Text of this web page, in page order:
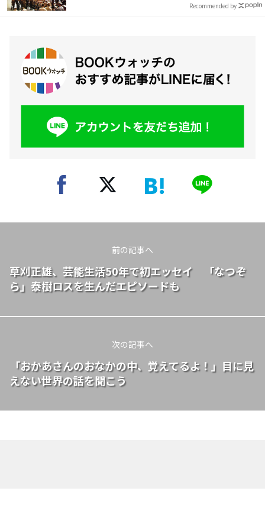
Recommended by
前の記事へ
草刈正雄、芸能生活50年で初エッセイ 「なつぞ
ら」泰樹ロスを生んだエピソードも
次の記事へ
「おかあさんのおなかの中、覚えてるよ！」目に見
えない世界の話を聞こう